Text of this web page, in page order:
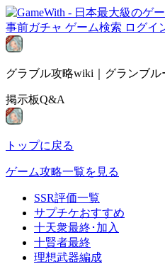
事前ガチャ ゲーム検索 ログイ
グラブル攻略wiki｜グランブ
掲示板Q&A
トップに戻る
ゲーム攻略一覧を見る
SSR評価一覧
サプチケおすすめ
十天衆最終･加入
十賢者最終
理想武器編成